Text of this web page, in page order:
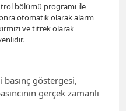
bölümü programı ile
otomatik olarak alarm
ve titrek olarak
basınç göstergesi,
gerçek zamanlı